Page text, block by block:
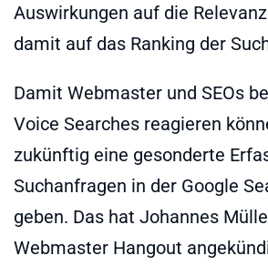
Auswirkungen auf die
damit auf das Ranking der
Damit Webmaster und SEOs
Voice Searches reagieren
zukünftig eine gesonderte
Suchanfragen in der Google
geben. Das hat Johannes
Webmaster Hangout